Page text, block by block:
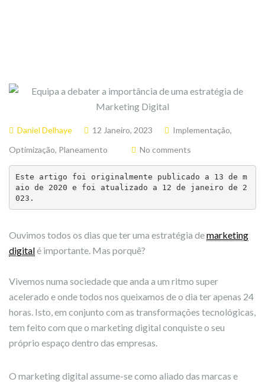
Daniel Delhaye 12 Janeiro, 2023 Implementação,
Optimização, Planeamento No comments
Este artigo foi originalmente publicado a 13 de m
aio de 2020 e foi atualizado a 12 de janeiro de 2
023.
Ouvimos todos os dias que ter uma estratégia demarketing
digitalé importante. Mas porquê?
Vivemos numa sociedade que anda a um ritmo super
acelerado e onde todos nos queixamos de o dia ter apenas 24
horas. Isto, em conjunto com as transformações tecnológicas,
tem feito com que o marketing digital conquiste o seu
próprio espaço dentro das empresas.
O marketing digital assume-se como aliado das marcas e